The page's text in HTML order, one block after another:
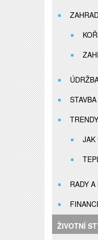
STAVBA
JAK
RADY A
ŽIVOTNÍ